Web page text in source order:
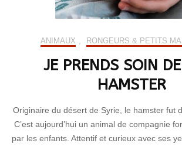
ANIMAUX , RONGEURS & PETITS
JE PRENDS SOIN
HAMSTER
Originaire du désert de Syrie, le hamster fut
C’est aujourd’hui un animal de compagnie
par les enfants. Attentif et curieux avec ses